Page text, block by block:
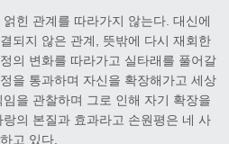
힌 관계를 따라가지 않는다. 대신에
되지 않은 관계, 뜻밖에 다시 재회한
의 변화를 따라가고 실타래를 풀어갈
을 통과하며 자신을 확장해가고 세상
을 관찰하며 그로 인해 자기 확장을
의 본질과 효과라고 손원평은 네 사
고 있다.